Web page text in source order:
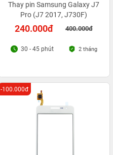
Thay pin Samsung Galaxy J7
Pro (J7 2017, J730F)
240.000đ 400.000đ
30 - 45 phút 2 tháng
-100.000đ